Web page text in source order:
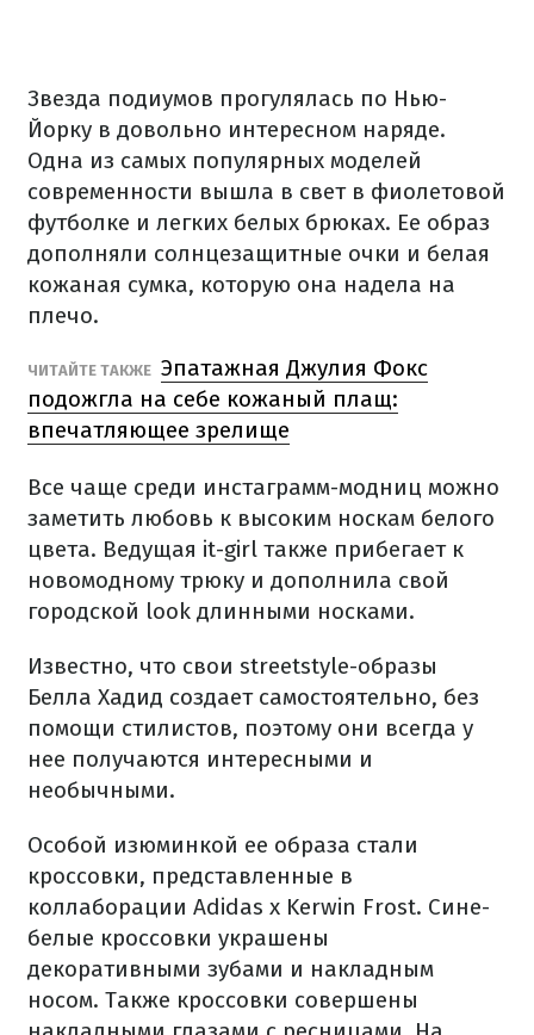
Звезда подиумов прогулялась по Нью-
Йорку в довольно интересном наряде.
Одна из самых популярных моделей
современности вышла в свет в фиолетовой
футболке и легких белых брюках. Ее образ
дополняли солнцезащитные очки и белая
кожаная сумка, которую она надела на
плечо.
ЧИТАЙТЕ ТАКЖЕ Эпатажная Джулия Фокс
подожгла на себе кожаный плащ:
впечатляющее зрелище
Все чаще среди инстаграмм-модниц можно
заметить любовь к высоким носкам белого
цвета. Ведущая it-girl также прибегает к
новомодному трюку и дополнила свой
городской look длинными носками.
Известно, что свои streetstyle-образы
Белла Хадид создает самостоятельно, без
помощи стилистов, поэтому они всегда у
нее получаются интересными и
необычными.
Особой изюминкой ее образа стали
кроссовки, представленные в
коллаборации Adidas x Kerwin Frost. Сине-
белые кроссовки украшены
декоративными зубами и накладным
носом. Также кроссовки совершены